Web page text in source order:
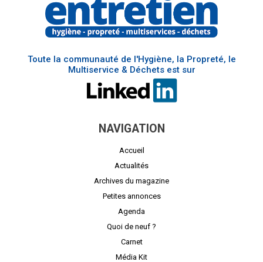
Toute la communauté de l'Hygiène, la Propreté, le
Multiservice & Déchets est sur
NAVIGATION
Accueil
Actualités
Archives du magazine
Petites annonces
Agenda
Quoi de neuf ?
Carnet
Média Kit